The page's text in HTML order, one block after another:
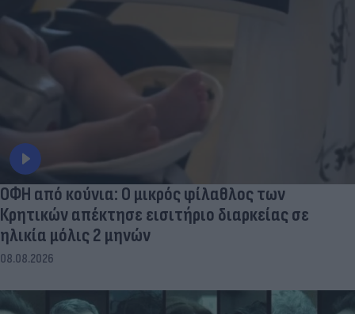
ΟΦΗ από κούνια: Ο μικρός φίλαθλος των
Κρητικών απέκτησε εισιτήριο διαρκείας σε
ηλικία μόλις 2 μηνών
08.08.2026